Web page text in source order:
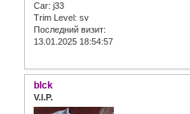
Car: j33
Trim Level: sv
Последний визит:
13.01.2025 18:54:57
blck
V.I.P.